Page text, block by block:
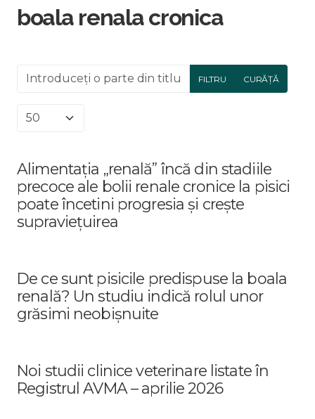
boala renala cronica
Introduceți o parte din titlu. FILTRU CURĂȚĂ
Afișare #
Alimentația „renală” încă din stadiile
precoce ale bolii renale cronice la pisici
poate încetini progresia și crește
supraviețuirea
De ce sunt pisicile predispuse la boala
renală? Un studiu indică rolul unor
grăsimi neobișnuite
Noi studii clinice veterinare listate în
Registrul AVMA – aprilie 2026